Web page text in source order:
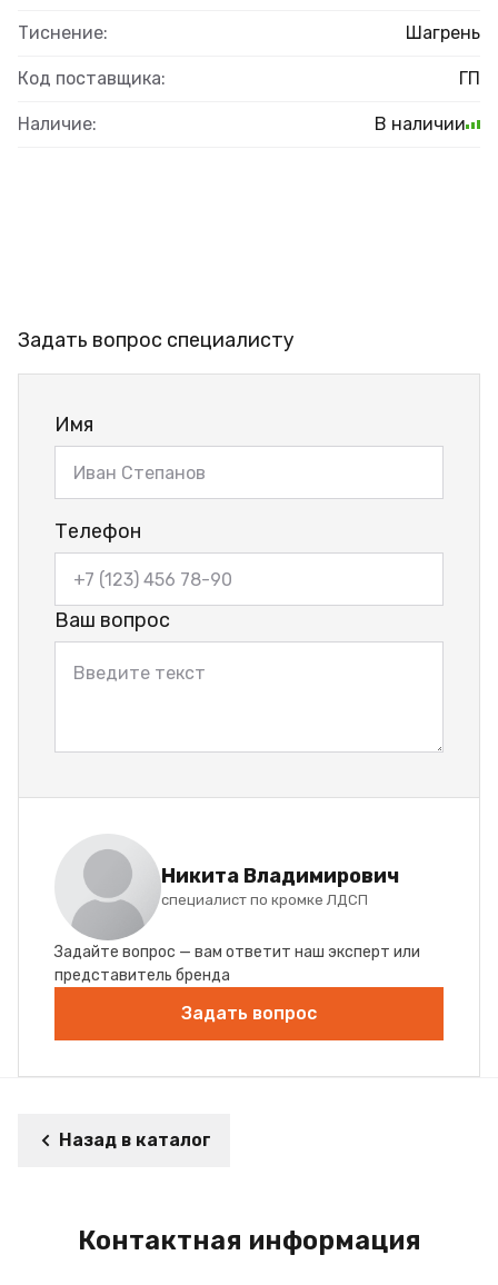
Тиснение: Шагрень
Код поставщика: ГП
Наличие: В наличии
Задать вопрос специалисту
Имя
Телефон
Ваш вопрос
Никита Владимирович
специалист по кромке ЛДСП
Задайте вопрос — вам ответит наш эксперт или
представитель бренда
Задать вопрос
Назад в каталог
Контактная информация